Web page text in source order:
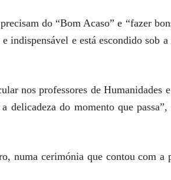
do “Bom Acaso” e “fazer
indispensável e está escondido sob
nos professores de Humanidades
delicadeza do momento que passa”,
numa cerimónia que contou com a